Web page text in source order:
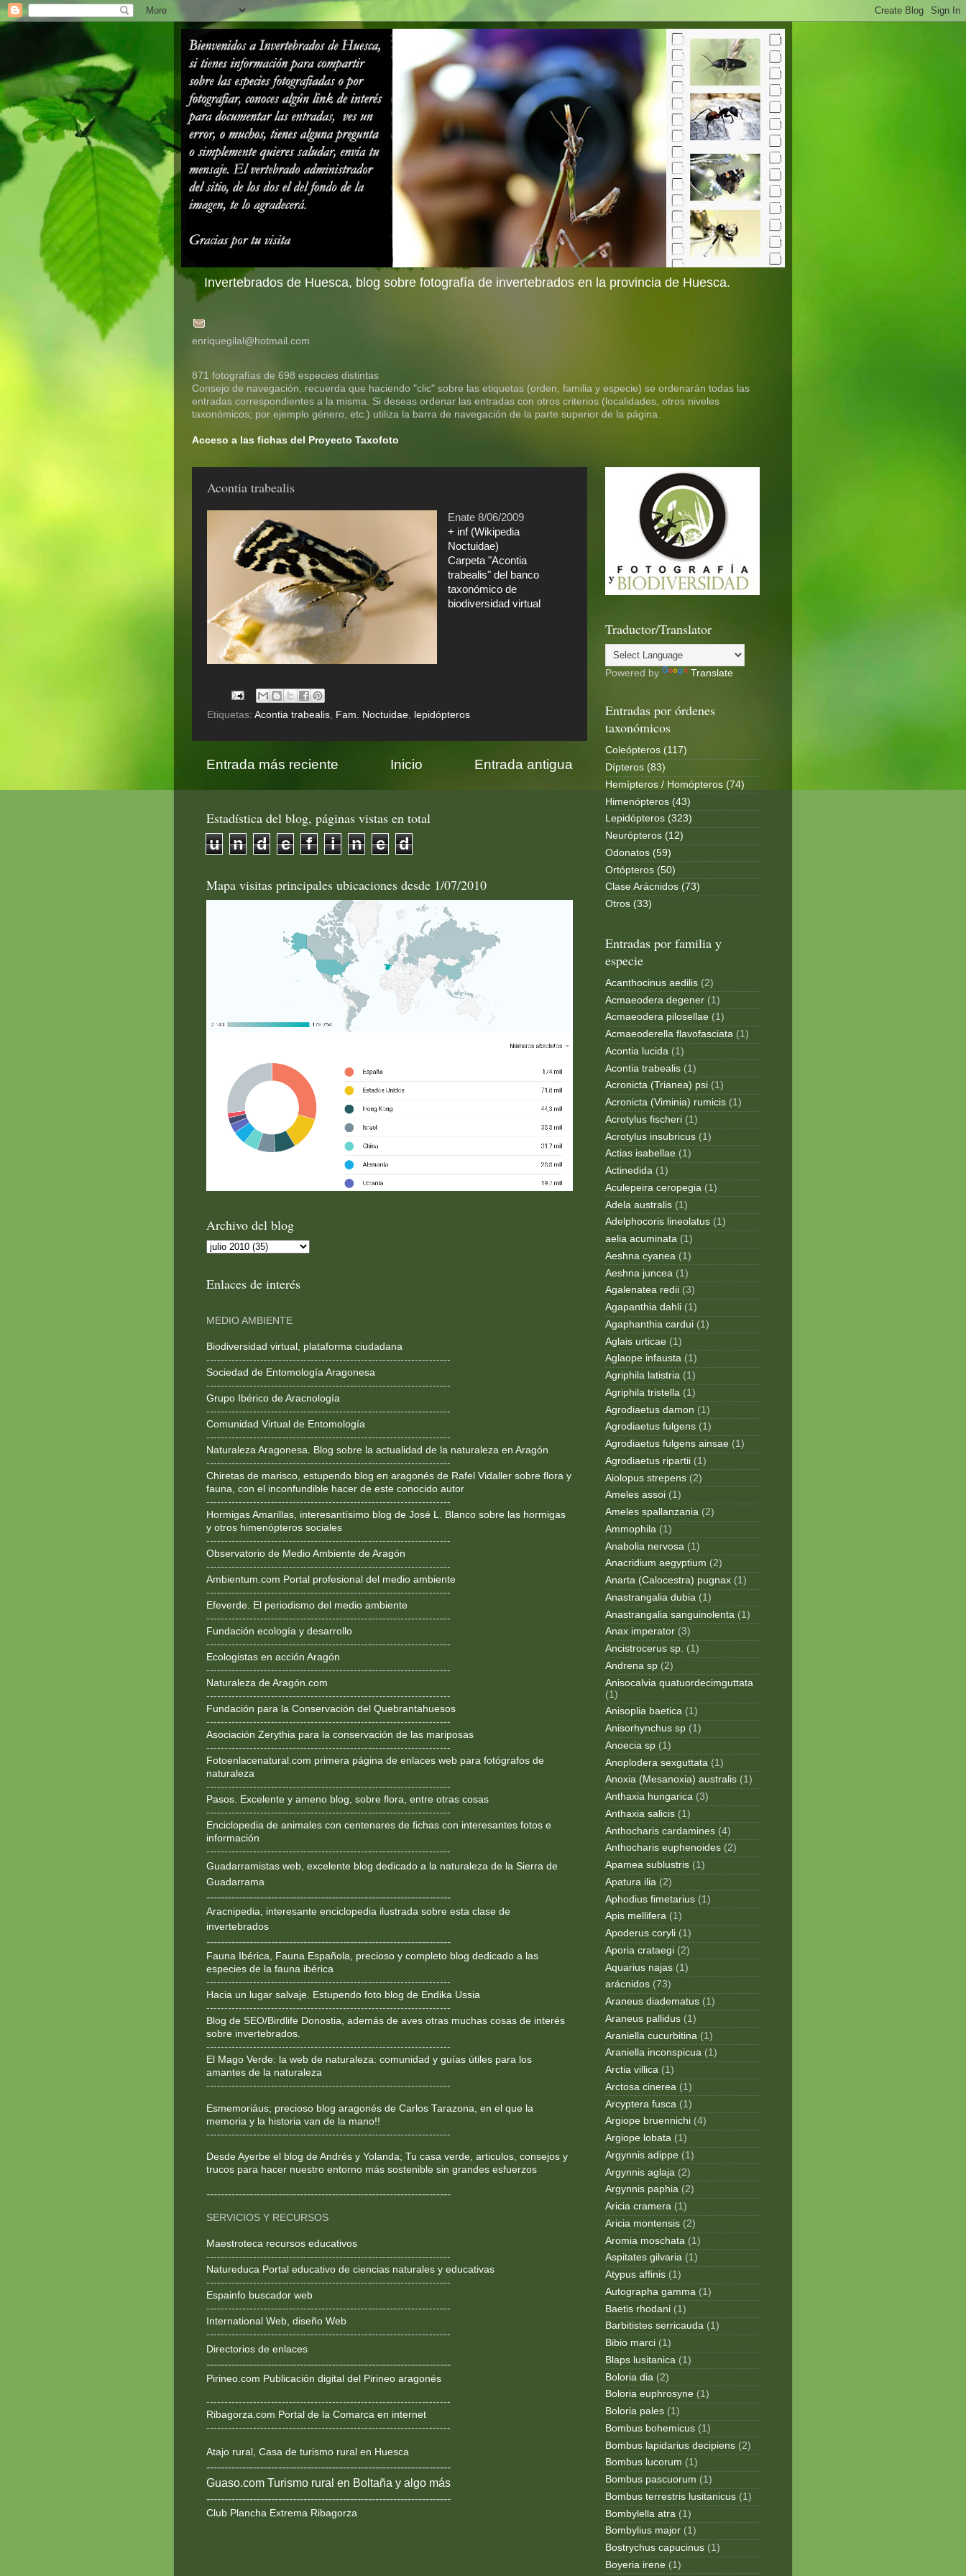
Invertebrados de Huesca, blog sobre fotografía de invertebrados en la provincia de Huesca.
enriquegilal@hotmail.com
871 fotografías de 698 especies distintas
Consejo de navegación, recuerda que haciendo "clic" sobre las etiquetas (orden, familia y especie) se ordenarán todas las
entradas correspondientes a la misma. Si deseas ordenar las entradas con otros criterios (localidades, otros niveles
taxonómicos; por ejemplo género, etc.) utiliza la barra de navegación de la parte superior de la página.
Acceso a las fichas del Proyecto Taxofoto
Acontia trabealis
Enate 8/06/2009
+ inf (Wikipedia
Noctuidae)
Carpeta "Acontia
trabealis" del banco
taxonómico de
biodiversidad virtual
Etiquetas: Acontia trabealis Fam. Noctuidae lepidópteros
Entrada más reciente Entrada antigua
Inicio
Estadística del blog, páginas vistas en total
u n d e f i n e d
Mapa visitas principales ubicaciones desde 1/07/2010
Archivo del blog
Enlaces de interés
MEDIO AMBIENTE
Biodiversidad virtual, plataforma ciudadana
--------------------------------------------------------------------
Sociedad de Entomología Aragonesa
--------------------------------------------------------------------
Grupo Ibérico de Aracnología
--------------------------------------------------------------------
Comunidad Virtual de Entomología
--------------------------------------------------------------------
Naturaleza Aragonesa. Blog sobre la actualidad de la naturaleza en Aragón
--------------------------------------------------------------------
Chiretas de marisco, estupendo blog en aragonés de Rafel Vidaller sobre flora y
fauna, con el inconfundible hacer de este conocido autor
--------------------------------------------------------------------
Hormigas Amarillas, interesantísimo blog de José L. Blanco sobre las hormigas
y otros himenópteros sociales
--------------------------------------------------------------------
Observatorio de Medio Ambiente de Aragón
--------------------------------------------------------------------
Ambientum.com Portal profesional del medio ambiente
--------------------------------------------------------------------
Efeverde. El periodismo del medio ambiente
--------------------------------------------------------------------
Fundación ecología y desarrollo
--------------------------------------------------------------------
Ecologistas en acción Aragón
--------------------------------------------------------------------
Naturaleza de Aragón.com
--------------------------------------------------------------------
Fundación para la Conservación del Quebrantahuesos
--------------------------------------------------------------------
Asociación Zerythia para la conservación de las mariposas
--------------------------------------------------------------------
Fotoenlacenatural.com primera página de enlaces web para fotógrafos de
naturaleza
--------------------------------------------------------------------
Pasos. Excelente y ameno blog, sobre flora, entre otras cosas
--------------------------------------------------------------------
Enciclopedia de animales con centenares de fichas con interesantes fotos e
información
--------------------------------------------------------------------
Guadarramistas web, excelente blog dedicado a la naturaleza de la Sierra de
Guadarrama
--------------------------------------------------------------------
Aracnipedia, interesante enciclopedia ilustrada sobre esta clase de
invertebrados
--------------------------------------------------------------------
Fauna Ibérica, Fauna Española, precioso y completo blog dedicado a las
especies de la fauna ibérica
--------------------------------------------------------------------
Hacia un lugar salvaje. Estupendo foto blog de Endika Ussia
--------------------------------------------------------------------
Blog de SEO/Birdlife Donostia, además de aves otras muchas cosas de interés
sobre invertebrados.
--------------------------------------------------------------------
El Mago Verde: la web de naturaleza: comunidad y guías útiles para los
amantes de la naturaleza
--------------------------------------------------------------------
Esmemoriáus; precioso blog aragonés de Carlos Tarazona, en el que la
memoria y la historia van de la mano!!
--------------------------------------------------------------------
Desde Ayerbe el blog de Andrés y Yolanda; Tu casa verde, articulos, consejos y
trucos para hacer nuestro entorno más sostenible sin grandes esfuerzos
--------------------------------------------------------------------
SERVICIOS Y RECURSOS
Maestroteca recursos educativos
--------------------------------------------------------------------
Natureduca Portal educativo de ciencias naturales y educativas
--------------------------------------------------------------------
Espainfo buscador web
--------------------------------------------------------------------
International Web, diseño Web
--------------------------------------------------------------------
Directorios de enlaces
--------------------------------------------------------------------
Pirineo.com Publicación digital del Pirineo aragonés
--------------------------------------------------------------------
Ribagorza.com Portal de la Comarca en internet
--------------------------------------------------------------------
Atajo rural, Casa de turismo rural en Huesca
--------------------------------------------------------------------
Guaso.com Turismo rural en Boltaña y algo más
--------------------------------------------------------------------
Club Plancha Extrema Ribagorza
Traductor/Translator
Powered by Translate
Entradas por órdenes
taxonómicos
Coleópteros (117)
Dípteros (83)
Hemípteros / Homópteros (74)
Himenópteros (43)
Lepidópteros (323)
Neurópteros (12)
Odonatos (59)
Ortópteros (50)
Clase Arácnidos (73)
Otros (33)
Entradas por familia y
especie
Acanthocinus aedilis (2)
Acmaeodera degener (1)
Acmaeodera pilosellae (1)
Acmaeoderella flavofasciata (1)
Acontia lucida (1)
Acontia trabealis (1)
Acronicta (Trianea) psi (1)
Acronicta (Viminia) rumicis (1)
Acrotylus fischeri (1)
Acrotylus insubricus (1)
Actias isabellae (1)
Actinedida (1)
Aculepeira ceropegia (1)
Adela australis (1)
Adelphocoris lineolatus (1)
aelia acuminata (1)
Aeshna cyanea (1)
Aeshna juncea (1)
Agalenatea redii (3)
Agapanthia dahli (1)
Agaphanthia cardui (1)
Aglais urticae (1)
Aglaope infausta (1)
Agriphila latistria (1)
Agriphila tristella (1)
Agrodiaetus damon (1)
Agrodiaetus fulgens (1)
Agrodiaetus fulgens ainsae (1)
Agrodiaetus ripartii (1)
Aiolopus strepens (2)
Ameles assoi (1)
Ameles spallanzania (2)
Ammophila (1)
Anabolia nervosa (1)
Anacridium aegyptium (2)
Anarta (Calocestra) pugnax (1)
Anastrangalia dubia (1)
Anastrangalia sanguinolenta (1)
Anax imperator (3)
Ancistrocerus sp. (1)
Andrena sp (2)
Anisocalvia quatuordecimguttata
(1)
Anisoplia baetica (1)
Anisorhynchus sp (1)
Anoecia sp (1)
Anoplodera sexguttata (1)
Anoxia (Mesanoxia) australis (1)
Anthaxia hungarica (3)
Anthaxia salicis (1)
Anthocharis cardamines (4)
Anthocharis euphenoides (2)
Apamea sublustris (1)
Apatura ilia (2)
Aphodius fimetarius (1)
Apis mellifera (1)
Apoderus coryli (1)
Aporia crataegi (2)
Aquarius najas (1)
arácnidos (73)
Araneus diadematus (1)
Araneus pallidus (1)
Araniella cucurbitina (1)
Araniella inconspicua (1)
Arctia villica (1)
Arctosa cinerea (1)
Arcyptera fusca (1)
Argiope bruennichi (4)
Argiope lobata (1)
Argynnis adippe (1)
Argynnis aglaja (2)
Argynnis paphia (2)
Aricia cramera (1)
Aricia montensis (2)
Aromia moschata (1)
Aspitates gilvaria (1)
Atypus affinis (1)
Autographa gamma (1)
Baetis rhodani (1)
Barbitistes serricauda (1)
Bibio marci (1)
Blaps lusitanica (1)
Boloria dia (2)
Boloria euphrosyne (1)
Boloria pales (1)
Bombus bohemicus (1)
Bombus lapidarius decipiens (2)
Bombus lucorum (1)
Bombus pascuorum (1)
Bombus terrestris lusitanicus (1)
Bombylella atra (1)
Bombylius major (1)
Bostrychus capucinus (1)
Boyeria irene (1)